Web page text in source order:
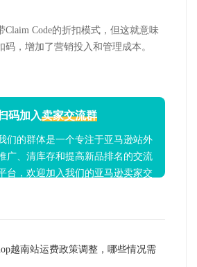
Claim Code的折扣模式，但这就意味
码，增加了营销投入和管理成本。
码加入卖家交流群
们的群体是一个专注于亚马逊站外
广、清库存和提高新品排名的交流
台，欢迎加入我们的亚马逊卖家交
越南站运费政策调整，哪些情况需